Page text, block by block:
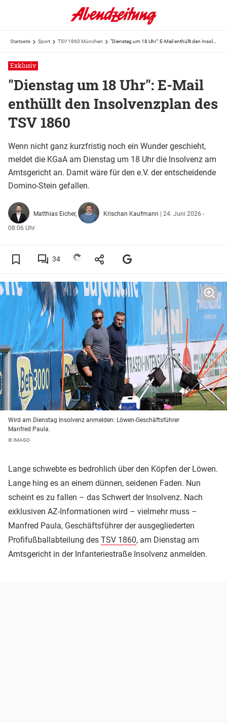
Startseite Sport TSV 1860 München
Exklusiv
"Dienstag um 18 Uhr": E-Mail
enthüllt den Insolvenzplan des
TSV 1860
Wenn nicht ganz kurzfristig noch ein Wunder geschieht,
meldet die KGaA am Dienstag um 18 Uhr die Insolvenz am
Amtsgericht an. Damit wäre für den e.V. der entscheidende
Domino-Stein gefallen.
Matthias Eicher, Krischan Kaufmann | 24. Juni 2026 -
08:06 Uhr
34
Wird am Dienstag Insolvenz anmelden: Löwen-Geschäftsführer
Manfred Paula.
© IMAGO
Lange schwebte es bedrohlich über den Köpfen der Löwen.
Lange hing es an einem dünnen, seidenen Faden. Nun
scheint es zu fallen – das Schwert der Insolvenz. Nach
exklusiven AZ-Informationen wird – vielmehr muss –
Manfred Paula, Geschäftsführer der ausgegliederten
Profifußballabteilung des TSV 1860, am Dienstag am
Amtsgericht in der Infanteriestraße Insolvenz anmelden.